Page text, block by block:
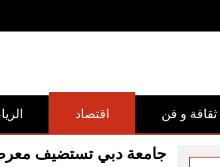
اقتصاد ثقافة و فن
جامعة دبي تستضيف معرض